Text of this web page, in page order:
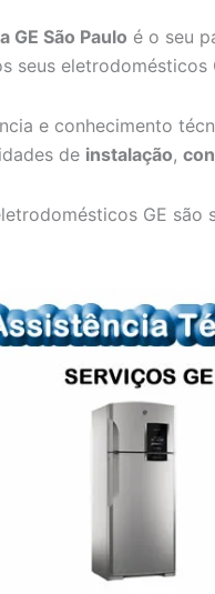
GE São Paulo é o seu
seus eletrodomésticos
e conhecimento
de instalação,
GE